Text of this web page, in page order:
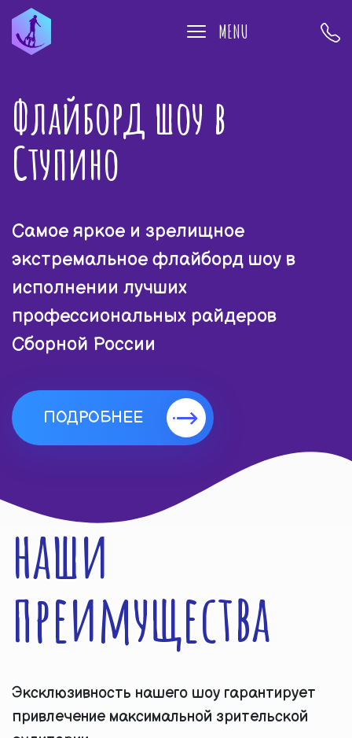
MENU
Флайборд шоу в
Ступино
Самое яркое и зрелищное
экстремальное флайборд шоу в
исполнении лучших
профессиональных райдеров
Сборной России
ПОДРОБНЕЕ
наши
преимущества
Эксклюзивность нашего шоу гарантирует
привлечение максимальной зрительской